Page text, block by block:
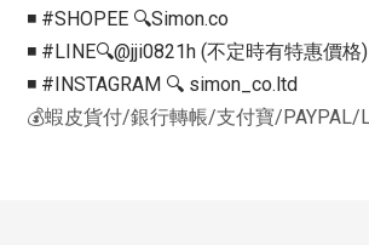
◾️ #SHOPEE 🔍Simon.co
◾️ #LINE🔍@jji0821h (不定時有特惠價格)
◾️ #INSTAGRAM 🔍 simon_co.ltd
💰蝦皮貨付/銀行轉帳/支付寶/PAYPAL/